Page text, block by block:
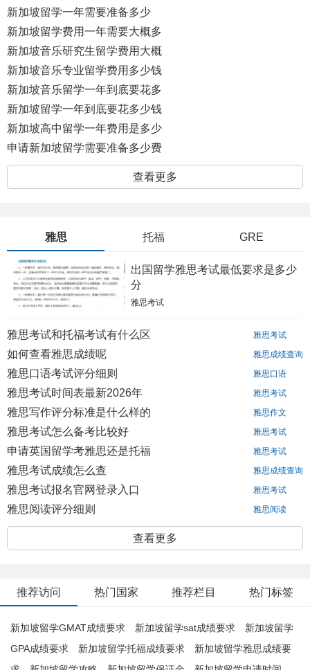
新加坡留学一年需要准备多少
钱？
新加坡留学费用一年需要大概多
少钱
新加坡音乐研究生留学费用大概
多少钱
新加坡音乐专业留学费用多少钱
一年
新加坡音乐留学一年到底要花多
少钱
新加坡留学一年到底要花多少钱
呢
新加坡高中留学一年费用是多少
呢?
申请新加坡留学需要准备多少费
用呢？
查看更多
雅思 托福 GRE
出国留学雅思考试最低要求是多少
分
雅思考试
雅思考试
雅思考试和托福考试有什么区
别？
雅思成绩查询
如何查看雅思成绩呢
雅思口语
雅思口语考试评分细则
雅思考试
雅思考试时间表最新2026年
雅思作文
雅思写作评分标准是什么样的
雅思考试
雅思考试怎么备考比较好
雅思考试
申请英国留学考雅思还是托福
雅思成绩查询
雅思考试成绩怎么查
雅思考试
雅思考试报名官网登录入口
雅思阅读
雅思阅读评分细则
查看更多
推荐访问 热门国家 推荐栏目 热门标签
新加坡留学GMAT成绩要求 新加坡留学sat成绩要求
新加坡留学
GPA成绩要求
新加坡留学托福成绩要求
新加坡留学雅思成绩要